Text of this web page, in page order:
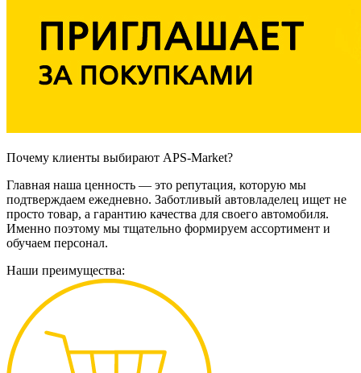
Почему клиенты выбирают APS-Market?
Главная наша ценность — это репутация, которую мы
подтверждаем ежедневно. Заботливый автовладелец ищет не
просто товар, а гарантию качества для своего автомобиля.
Именно поэтому мы тщательно формируем ассортимент и
обучаем персонал.
Наши преимущества: